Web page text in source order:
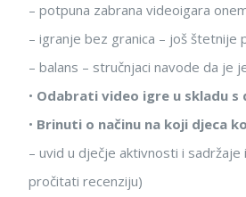
– potpuna zabrana videoigara
– igranje bez granica – još štetnije
– balans – stručnjaci navode da je
• Odabrati video igre u skladu
• Brinuti o načinu na koji djeca
– uvid u dječje aktivnosti i
pročitati recenziju)